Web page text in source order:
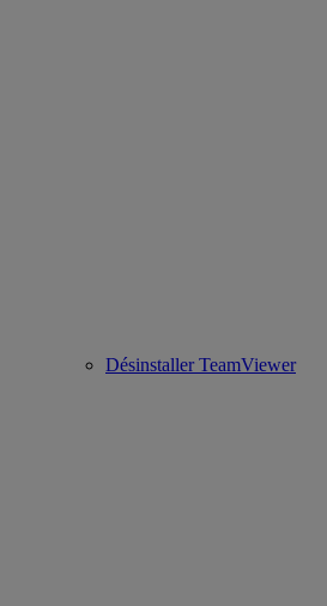
Désinstaller TeamViewer